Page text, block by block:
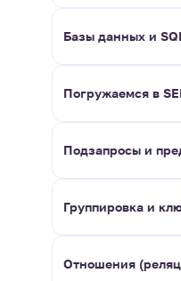
Базы данных и
Погружаемся в
Подзапросы и
Группировка и
Отношения